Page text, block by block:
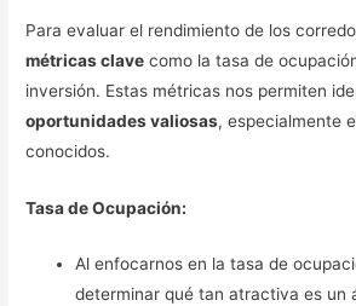
Para evaluar el rendimiento de los
métricas clave como la tasa de
inversión. Estas métricas nos permiten
oportunidades valiosas, especialmente
conocidos.
Tasa de Ocupación:
Al enfocarnos en la tasa de
determinar qué tan atractiva es un